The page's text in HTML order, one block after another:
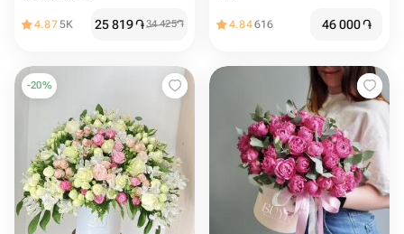
4.875K 25 819֏34 425֏ 4.84616 46 000֏
-20%